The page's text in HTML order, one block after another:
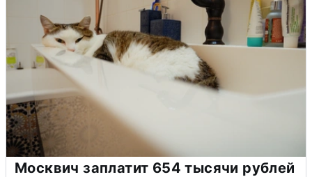
Москвич заплатит 654 тысячи рублей